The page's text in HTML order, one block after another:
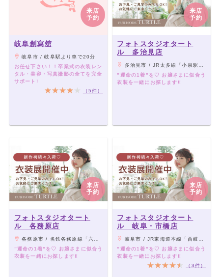
来店
予約
岐阜創寫舘
岐阜市 / 岐阜駅より車で20分
お任せ下さい！！卒業式の衣装レン
タル・美容・写真撮影の全てを完全
サポート!
（5件）
来店
予約
フォトスタジオタート
ル 多治見店
多治見市 / JR太多線「小泉駅」より車4分
”運命の1着”を♡ お嬢さまに似合う
衣装を一緒にお探します‼︎
来店
予約
フォトスタジオタート
ル 各務原店
各務原市 / 名鉄各務原線「六軒駅」より徒歩7分
”運命の1着”を♡ お嬢さまに似合う
衣装を一緒にお探します‼︎
来店
予約
フォトスタジオタート
ル 岐阜・市橋店
岐阜市 / JR東海道本線「西岐阜駅」より車5分
”運命の1着”を♡ お嬢さまに似合う
衣装を一緒にお探します‼︎
（3件）